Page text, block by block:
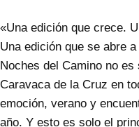
«Una edición que crece.
Una edición que se abre
Noches del Camino no
Caravaca de la Cruz en
emoción, verano y
año. Y esto es solo el